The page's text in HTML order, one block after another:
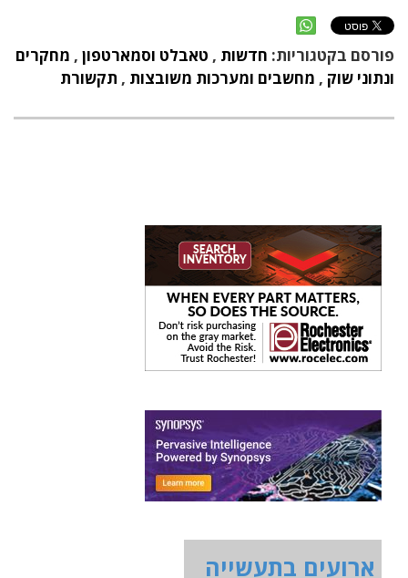
פורסם בקטגוריות: חדשות , טאבלט וסמארטפון , מחקרים
ונתוני שוק , מחשבים ומערכות משובצות , תקשורת
ארועים בתעשייה